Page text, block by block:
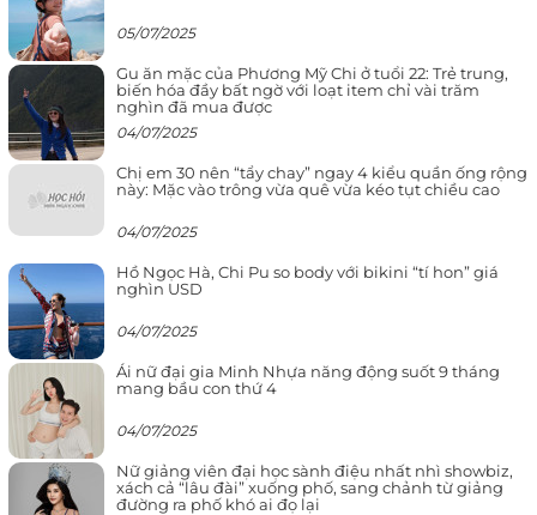
05/07/2025
Gu ăn mặc của Phương Mỹ Chi ở tuổi 22: Trẻ trung,
biến hóa đầy bất ngờ với loạt item chỉ vài trăm
nghìn đã mua được
04/07/2025
Chị em 30 nên “tẩy chay” ngay 4 kiểu quần ống rộng
này: Mặc vào trông vừa quê vừa kéo tụt chiều cao
04/07/2025
Hồ Ngọc Hà, Chi Pu so body với bikini “tí hon” giá
nghìn USD
04/07/2025
Ái nữ đại gia Minh Nhựa năng động suốt 9 tháng
mang bầu con thứ 4
04/07/2025
Nữ giảng viên đại học sành điệu nhất nhì showbiz,
xách cả “lâu đài” xuống phố, sang chảnh từ giảng
đường ra phố khó ai đọ lại